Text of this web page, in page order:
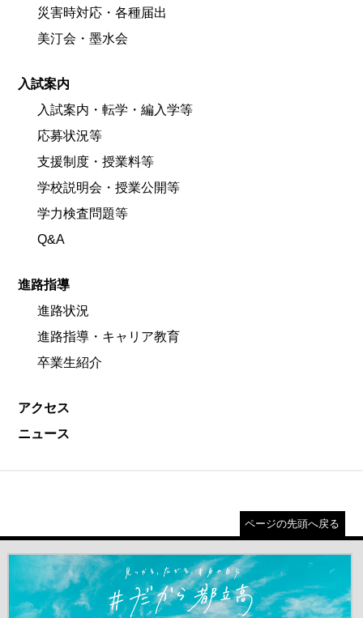
災害時対応・各種届出
美汀会・墨水会
入試案内
入試案内・転学・編入学等
応募状況等
支援制度・授業料等
学校説明会・授業公開等
学力検査問題等
Q&A
進路指導
進路状況
進路指導・キャリア教育
卒業生紹介
アクセス
ニュース
ページの先頭へ戻る
＃だから都立高（別ウインドウが開きます）